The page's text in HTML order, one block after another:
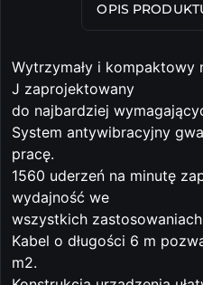
OPIS
Wytrzymały i kompaktowy
J zaprojektowany
do najbardziej
System antywibracyjny
pracę.
1560 uderzeń na minutę
wydajność we
wszystkich
Kabel o długości 6 m
m2.